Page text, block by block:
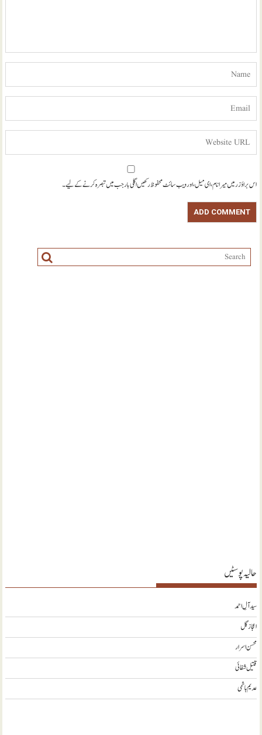
اس براؤزر میں میرا نام، ای میل، اور ویب سائٹ محفوظ رکھیں اگلی بار جب میں تبصرہ کرنے کےلیے۔
حالیہ پوسٹیں
سید آلِ احمد
اعجاز گل
محسن اسرار
قتیل شفائی
عدیم ہاشمی